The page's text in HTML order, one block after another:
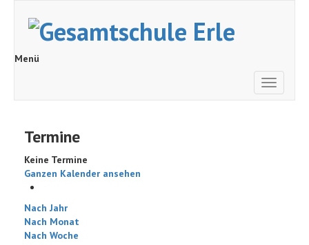
Menü
Toggle
Termine
Keine Termine
Ganzen Kalender ansehen
Nach Jahr
Nach Monat
Nach Woche